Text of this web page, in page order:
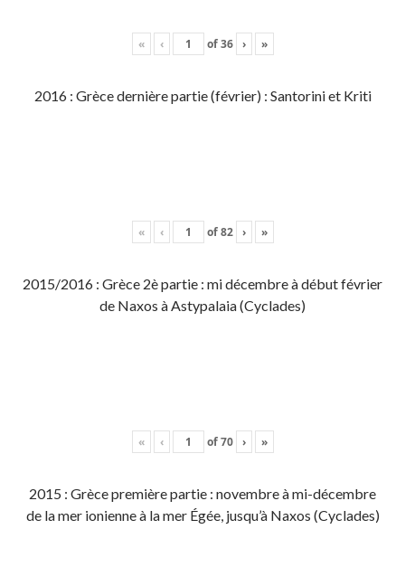
« ‹ of36 › »
2016 : Grèce dernière partie (février) : Santorini et Kriti
« ‹ of82 › »
2015/2016 : Grèce 2è partie : mi décembre à début février
de Naxos à Astypalaia (Cyclades)
« ‹ of70 › »
2015 : Grèce première partie : novembre à mi-décembre
de la mer ionienne à la mer Égée, jusqu’à Naxos (Cyclades)